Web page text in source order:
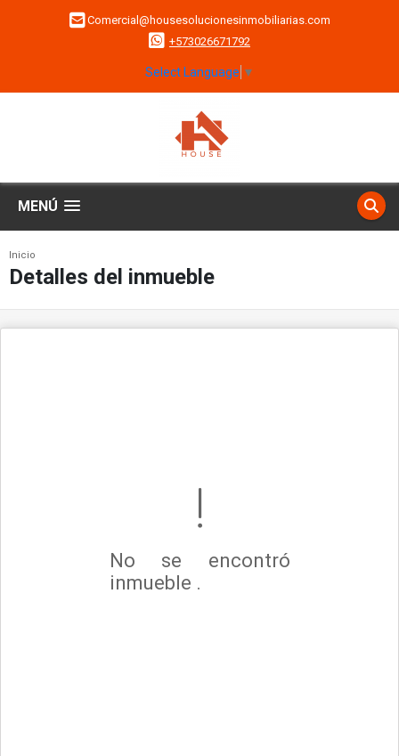
Comercial@housesolucionesinmobiliarias.com
+573026671792
Select Language ▼
MENÚ
Inicio
Detalles del inmueble
No se encontró
inmueble .